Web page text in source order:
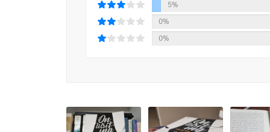
그러한 경지에 이르기 위해서는 많이 읽고 많이
무엇보다 독서는 창작의 과정에 친숙해지고 그것
스티븐 킹이 자신의 삶을 바탕으로 한 생생한 소
되었다.
5%
0%
0%